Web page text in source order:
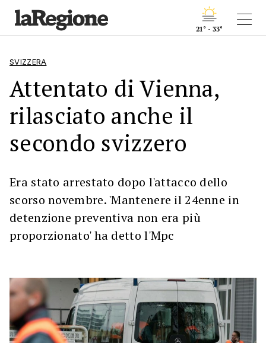
21° - 33°
SVIZZERA
Attentato di Vienna,
rilasciato anche il
secondo svizzero
Era stato arrestato dopo l'attacco dello
scorso novembre. 'Mantenere il 24enne in
detenzione preventiva non era più
proporzionato' ha detto l'Mpc